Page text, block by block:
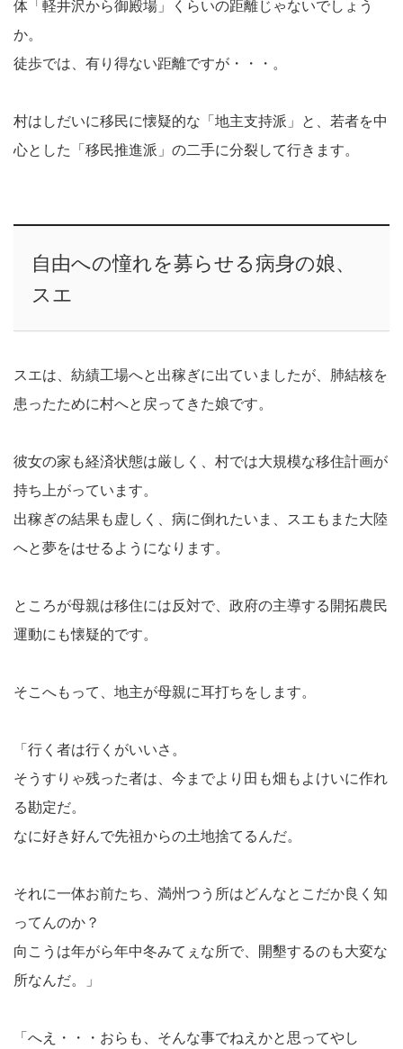
体「軽井沢から御殿場」くらいの距離じゃないでしょう
か。
徒歩では、有り得ない距離ですが・・・。
村はしだいに移民に懐疑的な「地主支持派」と、若者を中
心とした「移民推進派」の二手に分裂して行きます。
自由への憧れを募らせる病身の娘、
スエ
スエは、紡績工場へと出稼ぎに出ていましたが、肺結核を
患ったために村へと戻ってきた娘です。
彼女の家も経済状態は厳しく、村では大規模な移住計画が
持ち上がっています。
出稼ぎの結果も虚しく、病に倒れたいま、スエもまた大陸
へと夢をはせるようになります。
ところが母親は移住には反対で、政府の主導する開拓農民
運動にも懐疑的です。
そこへもって、地主が母親に耳打ちをします。
「行く者は行くがいいさ。
そうすりゃ残った者は、今までより田も畑もよけいに作れ
る勘定だ。
なに好き好んで先祖からの土地捨てるんだ。
それに一体お前たち、満州つう所はどんなとこだか良く知
ってんのか？
向こうは年がら年中冬みてぇな所で、開墾するのも大変な
所なんだ。」
「へえ・・・おらも、そんな事でねえかと思ってやし